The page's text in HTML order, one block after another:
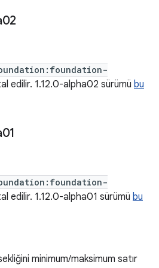
edilir. 1.12.0-alpha02 sürümü bu
edilir. 1.12.0-alpha01 sürümü bu
minimum/maksimum satır